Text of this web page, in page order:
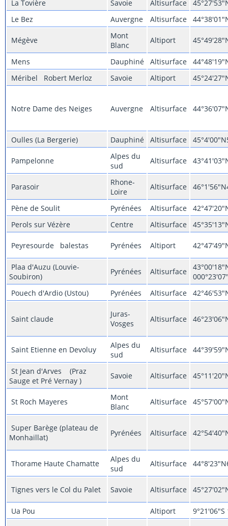
La Tovière Savoie Altisurface
Le Bez
Auvergne Altisurface
Mégève
Mont
Blanc
Altiport
Mens Dauphiné Altisurface
Méribel Robert Merloz
Savoie Altiport
Notre Dame des Neiges Auvergne Altisurface
Oulles (La Bergerie) Dauphiné Altisurface
Pampelonne
Alpes du
sud
Altisurface
Parasoir
Rhone-
Loire
Altisurface
Pène de Soulit Pyrénées Altisurface
Perols sur Vézère
Centre Altisurface
Peyresourde balestas Pyrénées Altiport
Plaa d'Auzu (Louvie-
Soubiron)
Pyrénées Altisurface
Pouech d'Ardio (Ustou)
Pyrénées Altisurface
Saint claude
Juras-
Vosges
Altisurface
Saint Etienne en Devoluy
Alpes du
sud
Altisurface
St Jean d'Arves (Praz
Sauge et Pré Vernay )
Savoie Altisurface
St Roch Mayeres
Mont
Blanc
Altisurface
Super Barège (plateau de
Monhaillat)
Pyrénées Altisurface
Thorame Haute Chamatte
Alpes du
sud
Altisurface
Tignes vers le Col du Palet Savoie Altisurface
Ua Pou Altiport 9°21'06"S